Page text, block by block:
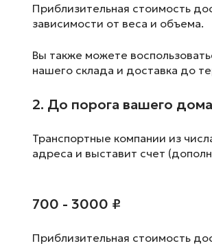
Приблизительная стоимость
зависимости от веса и объема.
Вы также можете
нашего склада и доставка до
2. До порога вашего дома
Транспортные компании из
адреса и выставит счет
700 - 3000 ₽
Приблизительная стоимость